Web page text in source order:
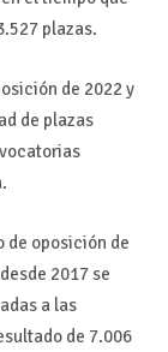
plazas.
de 2022 y
de plazas
de oposición de
2017 se
a las
de 7.006